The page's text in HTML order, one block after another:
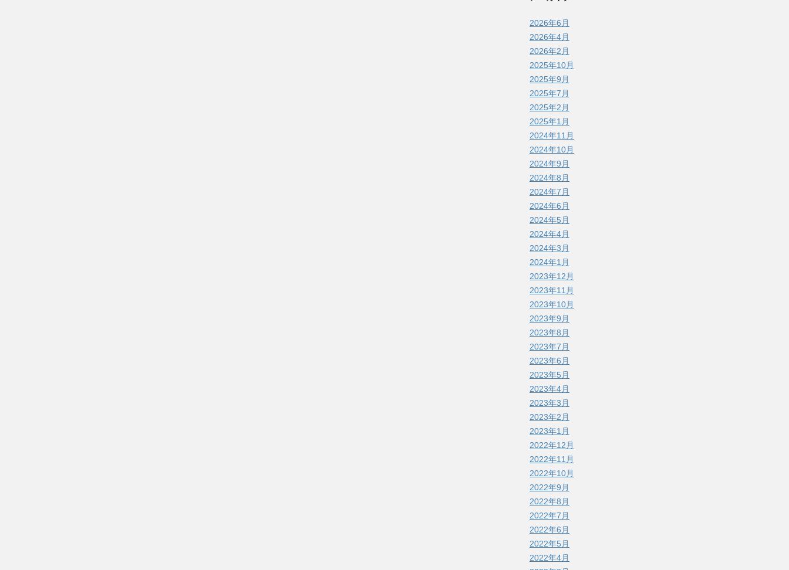
2026年6月
2026年4月
2026年2月
2025年10月
2025年9月
2025年7月
2025年2月
2025年1月
2024年11月
2024年10月
2024年9月
2024年8月
2024年7月
2024年6月
2024年5月
2024年4月
2024年3月
2024年1月
2023年12月
2023年11月
2023年10月
2023年9月
2023年8月
2023年7月
2023年6月
2023年5月
2023年4月
2023年3月
2023年2月
2023年1月
2022年12月
2022年11月
2022年10月
2022年9月
2022年8月
2022年7月
2022年6月
2022年5月
2022年4月